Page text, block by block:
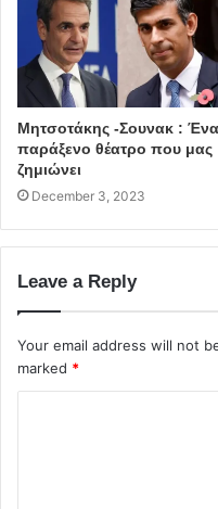
Μητσοτάκης -Σουνακ : Ένα
παράξενο θέατρο που μας
ζημιώνει
December 3, 2023
Leave a Reply
Your email address will not
marked *